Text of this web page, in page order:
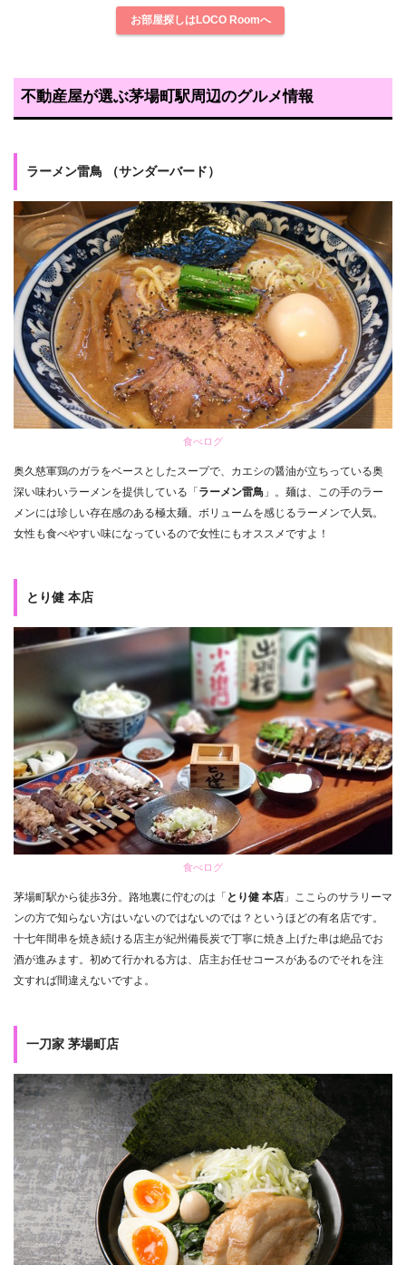
お部屋探しはLOCO Roomへ
不動産屋が選ぶ茅場町駅周辺のグルメ情報
ラーメン雷鳥 （サンダーバード）
食べログ
奥久慈軍鶏のガラをベースとしたスープで、カエシの醤油が立ちっている奥
深い味わいラーメンを提供している「 ラーメン雷鳥 」。麺は、この手のラー
メンには珍しい存在感のある極太麺。ボリュームを感じるラーメンで人気。
女性も食べやすい味になっているので女性にもオススメですよ！
とり健 本店
食べログ
茅場町駅から徒歩3分。路地裏に佇むのは「 とり健 本店 」ここらのサラリーマ
ンの方で知らない方はいないのではないのでは？というほどの有名店です。
十七年間串を焼き続ける店主が紀州備長炭で丁寧に焼き上げた串は絶品でお
酒が進みます。初めて行かれる方は、店主お任せコースがあるのでそれを注
文すれば間違えないですよ。
一刀家 茅場町店